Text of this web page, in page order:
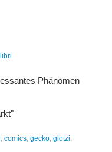
Phänomen
, comics, gecko, glotzi,